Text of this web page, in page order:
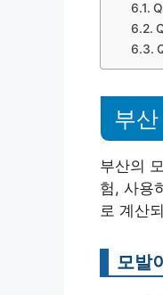
부
부산의
험, 사용
로 계산
모발